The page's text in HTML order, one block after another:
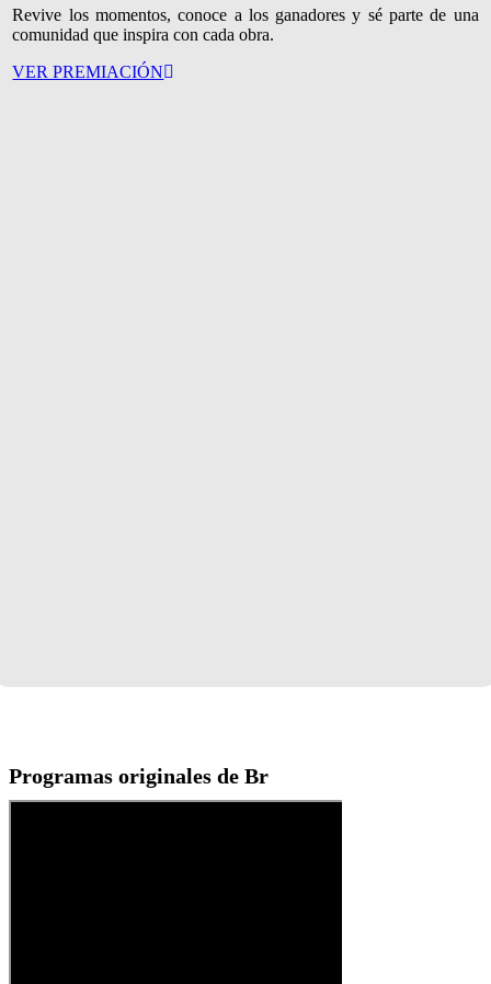
Revive los momentos, conoce a los ganadores y sé parte de una
comunidad que inspira con cada obra.
VER PREMIACIÓN
Programas originales de Br